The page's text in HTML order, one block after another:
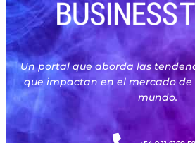
Un portal que aborda las
que impactan en el mercado
mundo.